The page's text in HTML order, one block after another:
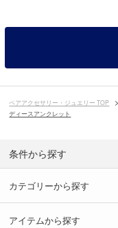
ペアアクセサリー・ジュエリー TOP
ディースアンクレット
条件から探す
カテゴリーから探す
アイテムから探す